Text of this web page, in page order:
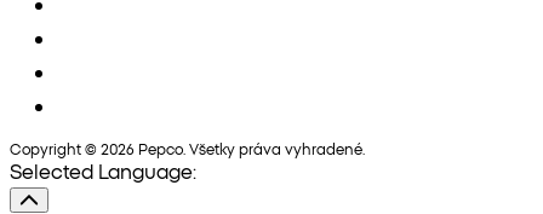
Copyright © 2026 Pepco. Všetky práva vyhradené.
Selected Language: